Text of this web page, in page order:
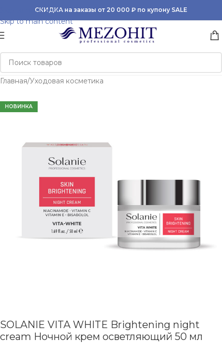
Skip to navigation
Skip to main content
СКИДКА на заказы от 20 000 ₽ по купону SALE
Главная/Уходовая косметика
НОВИНКА
SOLANIE VITA WHITE Brightening night
cream Ночной крем осветляющий 50 мл